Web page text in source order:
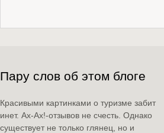
Пару слов об этом блоге
Красивыми картинками о туризме забит
инет. Ах-Ах!-отзывов не счесть. Однако
существует не только глянец, но и